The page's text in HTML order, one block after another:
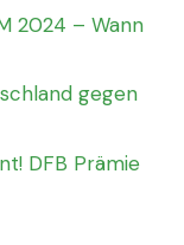
2024 – Wann
gegen
DFB Prämie